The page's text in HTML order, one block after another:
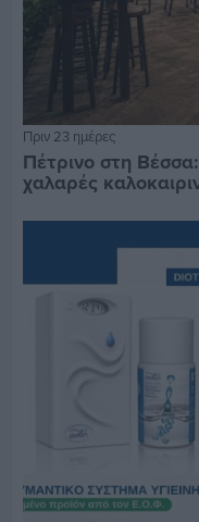
Πριν 23 ημέρες
Πέτρινο στη
χαλαρές